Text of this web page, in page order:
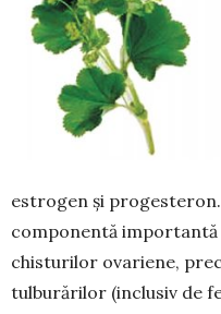
estrogen și proges­te­ron.
componentă
chisturilor ovariene,
tulburărilor (inclusiv de